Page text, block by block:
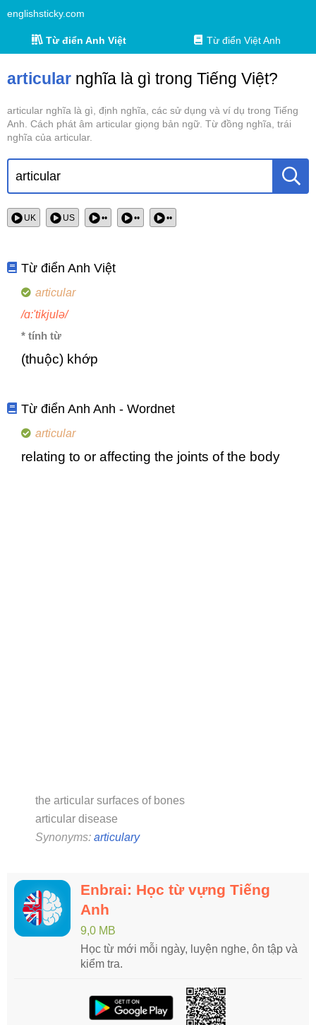
englishsticky.com
Từ điển Anh Việt Từ điển Việt Anh
articular nghĩa là gì trong Tiếng Việt?
articular nghĩa là gì, định nghĩa, các sử dụng và ví dụ trong Tiếng
Anh. Cách phát âm articular giọng bản ngữ. Từ đồng nghĩa, trái
nghĩa của articular.
UK US •• •• ••
Từ điển Anh Việt
articular
/ɑ:'tikjulə/
* tính từ
(thuộc) khớp
Từ điển Anh Anh - Wordnet
articular
relating to or affecting the joints of the body
the articular surfaces of bones
articular disease
Synonyms: articulary
Enbrai: Học từ vựng Tiếng
Anh
9,0 MB
Học từ mới mỗi ngày, luyện nghe, ôn tập và
kiểm tra.